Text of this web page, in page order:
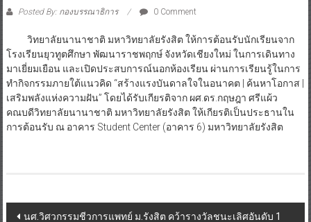
Posted By: กองบรรณาธิการ 0 Comment
วิทยาลัยนานาชาติ มหาวิทยาลัยรังสิต ให้การต้อนรับนักเรียนจาก
โรงเรียนยุวทูตศึกษา พัฒนาราชพฤกษ์ จังหวัดเชียงใหม่ ในการเดินทาง
มาเยี่ยมเยือน และเปิดประสบการณ์นอกห้องเรียน ผ่านการเรียนรู้ในการ
ทำกิจกรรมภายใต้แนวคิด “สร้างแรงบันดาลใจในอนาคต | ค้นหาโอกาส |
เสริมพลังแห่งความฝัน” โดยได้รับเกียรติจาก ผศ.ดร.กฤษฎา ศรีแผ้ว
คณบดีวิทยาลัยนานาชาติ มหาวิทยาลัยรังสิต ให้เกียรติเป็นประธานใน
การต้อนรับ ณ อาคาร Student Center (อาคาร 6) มหาวิทยาลัยรังสิต
Post
นศ.วิศวกรรมชีวการแพทย์ ม.รังสิต คว้ารางวัลชนะเลิศอันดับ 1